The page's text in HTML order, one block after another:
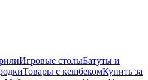
Игровые столыБатуты и
Товары с кешбекомКупить за